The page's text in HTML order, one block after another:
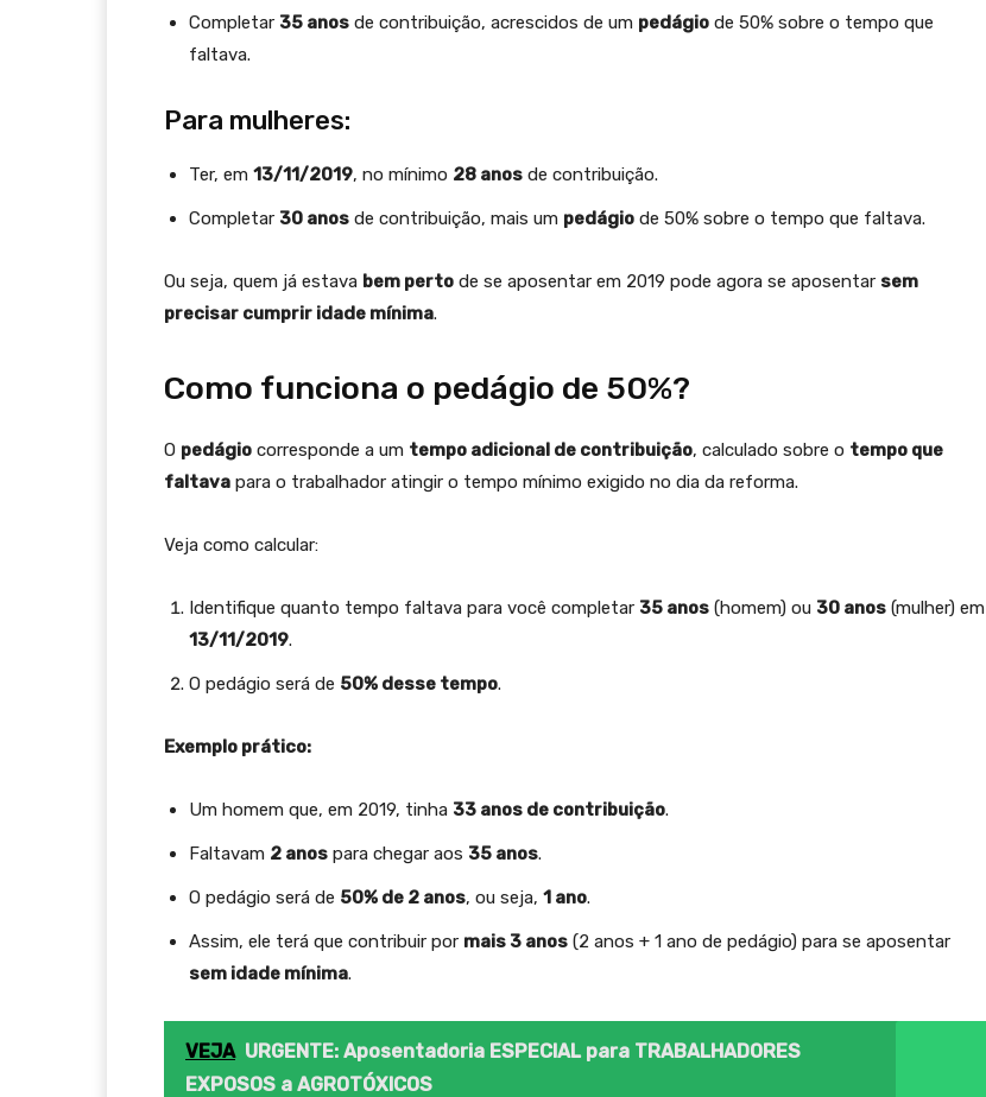
Completar 35 anos de contribuição, acrescidos de um pedágio de 50% sobre o tempo que
faltava.
Para mulheres:
Ter, em 13/11/2019, no mínimo 28 anos de contribuição.
Completar 30 anos de contribuição, mais um pedágio de 50% sobre o tempo que faltava.
Ou seja, quem já estava bem perto de se aposentar em 2019 pode agora se aposentar sem
precisar cumprir idade mínima.
Como funciona o pedágio de 50%?
O pedágio corresponde a um tempo adicional de contribuição, calculado sobre o tempo que
faltava para o trabalhador atingir o tempo mínimo exigido no dia da reforma.
Veja como calcular:
Identifique quanto tempo faltava para você completar 35 anos (homem) ou 30 anos (mulher) em
13/11/2019.
O pedágio será de 50% desse tempo.
Exemplo prático:
Um homem que, em 2019, tinha 33 anos de contribuição.
Faltavam 2 anos para chegar aos 35 anos.
O pedágio será de 50% de 2 anos, ou seja, 1 ano.
Assim, ele terá que contribuir por mais 3 anos (2 anos + 1 ano de pedágio) para se aposentar
sem idade mínima.
VEJA URGENTE: Aposentadoria ESPECIAL para TRABALHADORES
EXPOSOS a AGROTÓXICOS